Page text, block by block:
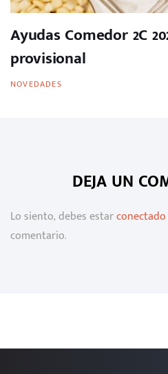
Ayudas Comedor 2C
provisional
NOVEDADES
DEJA UN
Lo siento, debes estarconectado
comentario.